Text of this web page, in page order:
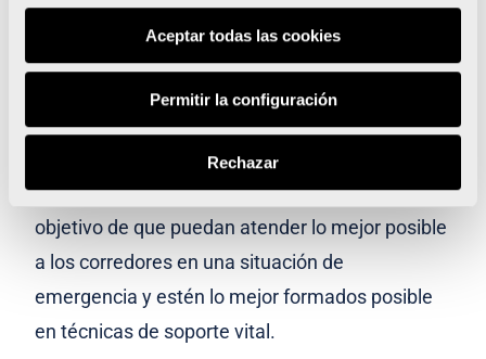
Aceptar todas las cookies
Permitir la configuración
Rechazar
cuatro días para continuar con la formación de
los que se conocen como #VoluntariosVithales y
cuya labor es tan importante tanto en el día de
las carreras como en los días previos, con el
objetivo de que puedan atender lo mejor posible
a los corredores en una situación de
emergencia y estén lo mejor formados posible
en técnicas de soporte vital.